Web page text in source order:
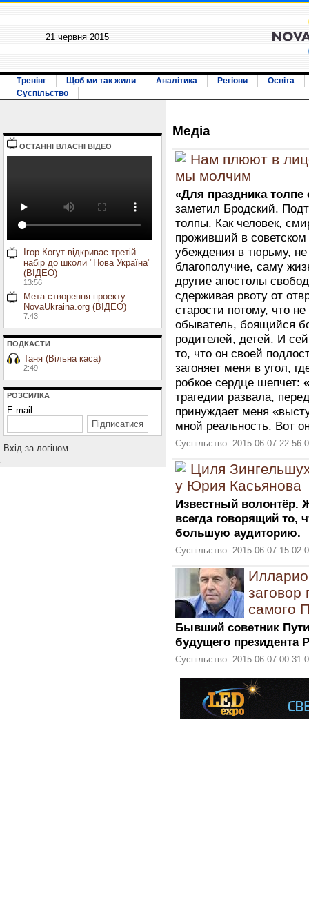
21 червня 2015
Тренінг Щоб ми так жили Аналітика Регіони
Освіта
Суспільство
ОСТАННI ВЛАСНI ВIДЕО
Ігор Когут відкриває третій
набір до школи "Нова Україна"
(ВІДЕО)
13:56
Мета створення проекту
NovaUkraina.org (ВІДЕО)
7:43
ПОДКАСТИ
Таня (Вільна каса)
2:49
РОЗСИЛКА
E-mail
Вхiд за логiном
Медiа
Нам плюют в
мы молчим
«Для праздника толпе
заметил Бродский.
толпы. Как человек,
проживший в
убеждения в тюрьму,
благополучие, саму
другие апостолы
сдерживая рвоту от
старости потому, что
обыватель, боящийся
родителей, детей. И
то, что он своей
загоняет меня в угол,
робкое сердце шепчет:
трагедии развала,
принуждает меня
мной реальность. Вот
Суспільство. 2015-06-07
Циля
у Юрия Касьянова
Известный волонтёр.
всегда говорящий то,
большую аудиторию.
Суспільство. 2015-06-07
заговор
самого
Бывший советник
будущего президента
Суспільство. 2015-06-07